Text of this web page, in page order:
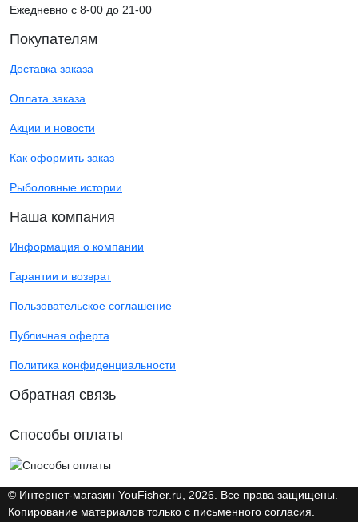
Ежедневно с 8-00 до 21-00
Покупателям
Доставка заказа
Оплата заказа
Акции и новости
Как оформить заказ
Рыболовные истории
Наша компания
Информация о компании
Гарантии и возврат
Пользовательское соглашение
Публичная оферта
Политика конфиденциальности
Обратная связь
Способы оплаты
© Интернет-магазин YouFisher.ru, 2026. Все права защищены.
Копирование материалов только с письменного согласия.